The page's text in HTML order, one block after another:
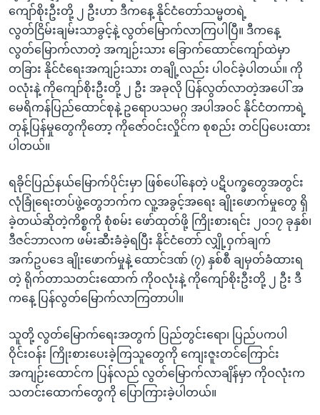
နေရာ
သို့
ကျော်
ရန်
ကျော်စိုးဦးတို့ ၂ ဦးဟာ ဒီကနေ့ နိုင်ငံတော်သမ္မတရဲ့
လွတ်ငြိမ်းချမ်းသာခွင့်နဲ့ လွတ်မြောက်လာကြပါပြီ။ ဒီကနေ့
လွတ်မြောက်လာတဲ့ အကျဉ်းသား ခြောက်ထောင်ကျော်ထဲမှာ
တခြား နိုင်ငံရေးအကျဉ်းသား တချို့လည်း ပါဝင်ခဲ့ပါတယ်။ ကို
ဝလုံးနဲ့ ကိုကျော်စိုးဦးတို့ ၂ ဦး အခုလို ပြန်လွတ်လာတဲ့အပေါ် အ
မေရိကန်ပြည်ထောင်စုနဲ့ ဥရောပသမဂ္ဂ အပါအဝင် နိုင်ငံတကာရဲ့
တုန့်ပြန်မှုတွေကိုတော့ ကိုဇော်ဝင်းလှိုင်က စုစည်း တင်ပြပေးထား
ပါတယ်။
ရခိုင်ပြည်နယ်မြောက်ပိုင်းမှာ ဖြစ်ပေါ်နေတဲ့ ပဋိပက္ခတွေအတွင်း
လုံခြုံရေးတပ်ဖွဲ့တွေဘက်က လူ့အခွင့်အရေး ချိုးဖောက်မှုတွေ ရှိ
ခဲ့တယ်ဆိုတဲ့ကိစ္စကို စုံစမ်း ဖော်ထုတ်ဖို့ ကြိုးစားရင်း ၂၀၁၇ ခုနှစ်၊
ဒီဇင်ဘာလက ဖမ်းဆီးခံခဲ့ရပြီး နိုင်ငံတော် လျှို့ဝှက်ချက်
အက်ဥပဒေ ချိုးဖောက်မှုနဲ့ ထောင်ဒဏ် (၇) နှစ်စီ ချမှတ်ခံထားရ
တဲ့ ရိုက်တာသတင်းထောက် ကိုဝလုံးနဲ့ ကိုကျော်စိုးဦးတို့ ၂ ဦး ဒီ
ကနေ့ ပြန်လွတ်မြောက်လာကြတာပါ။
သူတို့ လွတ်မြောက်ရေးအတွက် ပြည်တွင်းရော၊ ပြည်ပကပါ
ဝိုင်းဝန်း ကြိုးစားပေးခဲ့ကြသူတွေကို ကျေးဇူးတင်ကြောင်း
အကျဉ်းထောင်က ပြန်လည် လွတ်မြောက်လာချိန်မှာ ကိုဝလုံးက
သတင်းထောက်တွေကို ပြောကြားခဲ့ပါတယ်။